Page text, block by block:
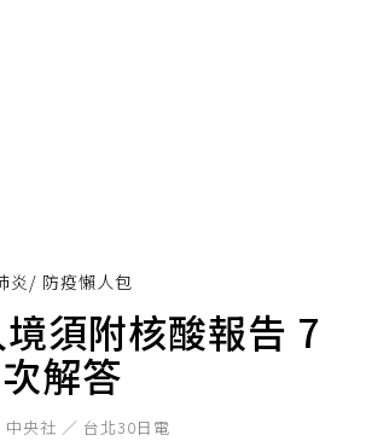
炎 / 防疫懶人包
須附核酸報告 7
解答
中央社 ／ 台北30日電